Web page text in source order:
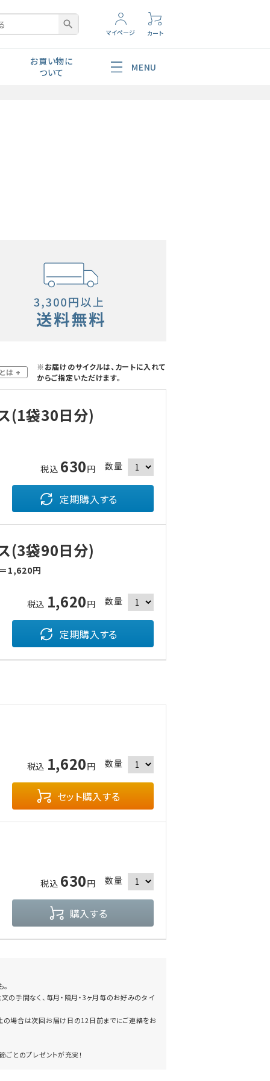
search
マイページ カート
お買い物に
ついて
MENU
は +
※お届けのサイクルは、カートに入れて
からご指定いただけます。
(1袋30日分)
税込 630円 数量
定期購入する
(3袋90日分)
1,620円
税込 1,620円 数量
定期購入する
税込 1,620円 数量
セット購入する
税込 630円 数量
購入する
の手間なく、毎月・隔月・3ヶ月毎のお好みのタイ
の場合は次回お届け日の12日前までにご連絡をお
ごとのプレゼントが充実！